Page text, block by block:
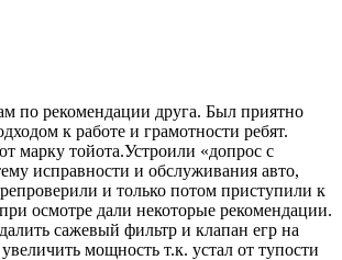
по рекомендации друга. Был приятно
к работе и грамотности ребят.
марку тойота.Устроили «допрос с
исправности и обслуживания авто,
и только потом приступили к
осмотре дали некоторые рекомендации.
сажевый фильтр и клапан егр на
мощность т.к. устал от тупости